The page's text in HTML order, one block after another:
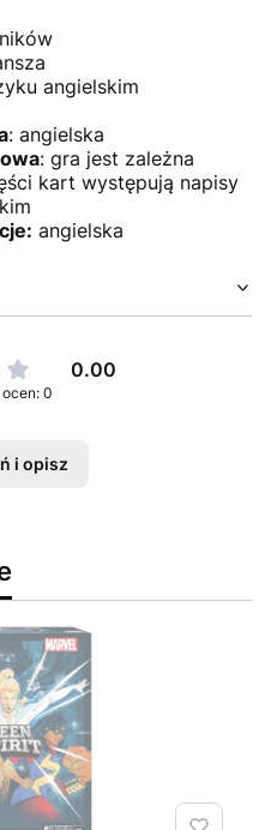
angielskim
: angielska
: gra jest zależna
kart występują napisy
angielska
0.00
0
i opisz